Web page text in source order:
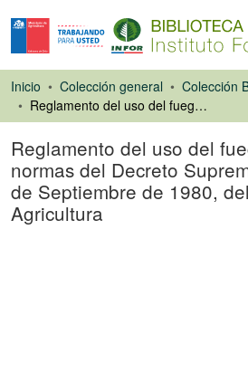
Inicio Colección general
Colección
Reglamento del uso del fuego. Principales normas del Decreto Supremo Nº276, del 26 de Septiembre de 1980, del Ministerio de Agricultura
Reglamento del uso del
normas del Decreto
de Septiembre de 1980,
Agricultura